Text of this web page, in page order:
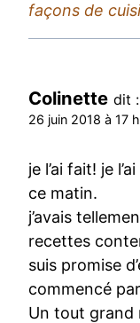
façons de
Colinette dit :
26 juin 2018 à 17
je l’ai fait! je
ce matin.
j’avais
recettes
suis promise
commencé
Un tout grand